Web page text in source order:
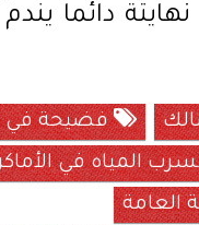
دائما
فضيحة في
المياه في
العامة